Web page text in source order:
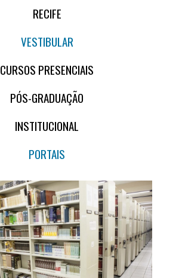
RECIFE
VESTIBULAR
CURSOS PRESENCIAIS
PÓS-GRADUAÇÃO
INSTITUCIONAL
PORTAIS